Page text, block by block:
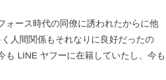
ォース時代の同僚に誘われたからに他
人間関係もそれなりに良好だったの
LINE ヤフーに在籍していたし、今も